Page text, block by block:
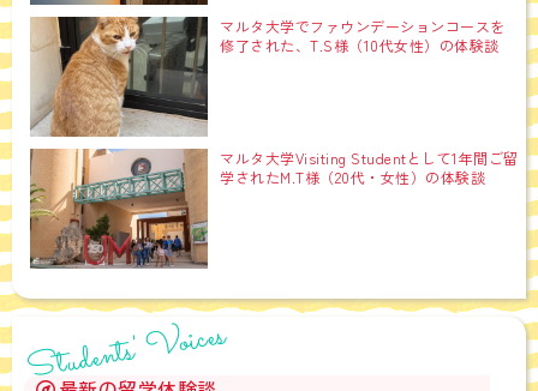
マルタ大学でファウンデーションコースを
修了された、T.S様（10代女性）の体験談
マルタ大学Visiting Studentとして1年間ご留
学されたM.T様（20代・女性）の体験談
Students' Voices